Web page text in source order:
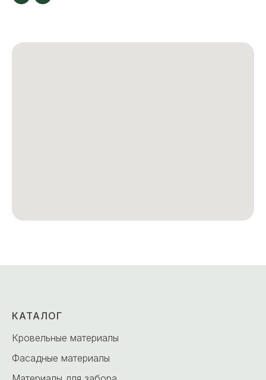
КАТАЛОГ
Кровельные материалы
Фасадные материалы